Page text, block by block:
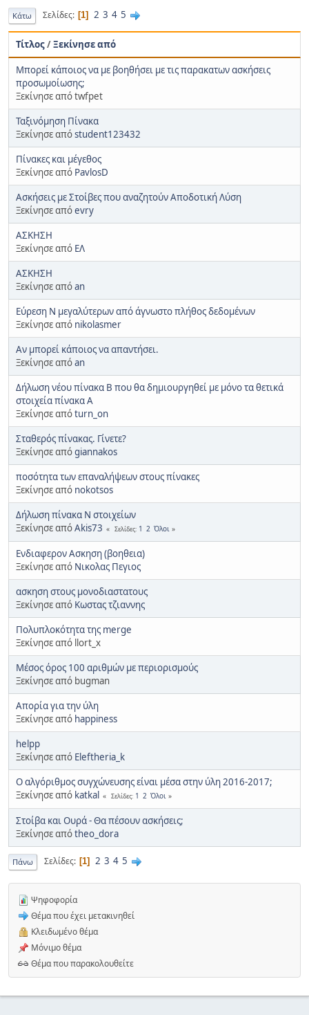
Κάτω Σελίδες 1 2 3 4 5
Τίτλος/Ξεκίνησε από
Mπορεί κάποιος να με βοηθήσει με τις παρακατων ασκήσεις
προσωμοίωσης;
Ξεκίνησε από twfpet
Ταξινόμηση Πίνακα
Ξεκίνησε απόstudent123432
Πίνακες και μέγεθος
Ξεκίνησε από PavlosD
Ασκήσεις με Στοίβες που αναζητούν Αποδοτική Λύση
Ξεκίνησε απόevry
ΑΣΚΗΣΗ
Ξεκίνησε από ΕΛ
ΑΣΚΗΣΗ
Ξεκίνησε απόan
Εύρεση Ν μεγαλύτερων από άγνωστο πλήθος δεδομένων
Ξεκίνησε από nikolasmer
Αν μπορεί κάποιος να απαντήσει.
Ξεκίνησε απόan
Δήλωση νέου πίνακα Β που θα δημιουργηθεί με μόνο τα θετικά
στοιχεία πίνακα Α
Ξεκίνησε απόturn_on
Σταθερός πίνακας. Γίνετε?
Ξεκίνησε απόgiannakos
ποσότητα των επαναλήψεων στους πίνακες
Ξεκίνησε από nokotsos
Δήλωση πίνακα Ν στοιχείων
Ξεκίνησε απόAkis73 Σελίδες 1 2 Όλοι
Ενδιαφερον Ασκηση (βοηθεια)
Ξεκίνησε από Νικολας Πεγιος
ασκηση στους μονοδιαστατους
Ξεκίνησε από Κωστας τζιαννης
Πολυπλοκότητα της merge
Ξεκίνησε από llort_x
Μέσος όρος 100 αριθμών με περιορισμούς
Ξεκίνησε από bugman
Απορία για την ύλη
Ξεκίνησε από happiness
helpp
Ξεκίνησε από Eleftheria_k
Ο αλγόριθμος συγχώνευσης είναι μέσα στην ύλη 2016-2017;
Ξεκίνησε από katkal Σελίδες 1 2 Όλοι
Στοίβα και Ουρά - Θα πέσουν ασκήσεις;
Ξεκίνησε απόtheo_dora
Πάνω Σελίδες 1 2 3 4 5
Ψηφοφορία
Θέμα που έχει μετακινηθεί
Κλειδωμένο θέμα
Μόνιμο θέμα
Θέμα που παρακολουθείτε